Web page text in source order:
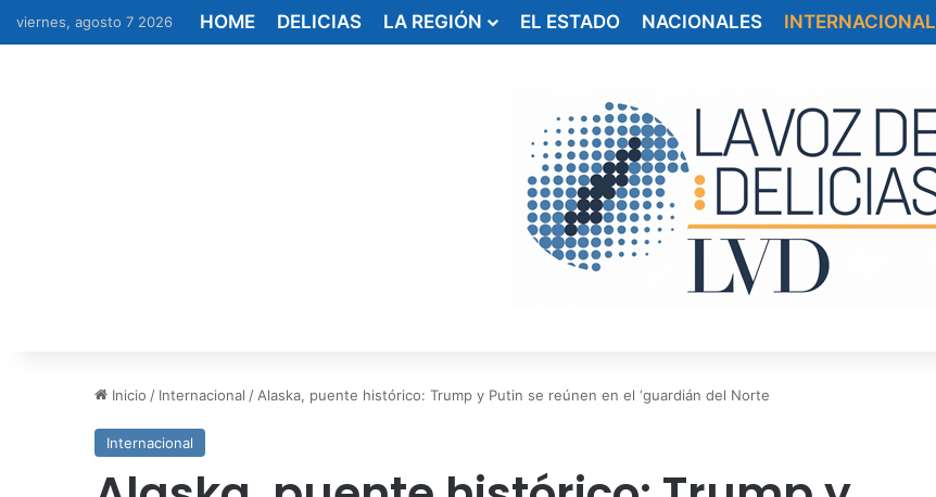
viernes, agosto 7 2026 HOME DELICIAS LA REGIÓN EL ESTADO NACIONALES INTERNACIONAL
Inicio / Internacional / Alaska, puente histórico: Trump y Putin se reúnen en el ‘guardián del Norte
Internacional